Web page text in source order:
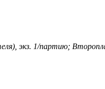
экз. 1/партию;